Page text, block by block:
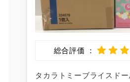
総合評価 ：
タカラトミーブライスド